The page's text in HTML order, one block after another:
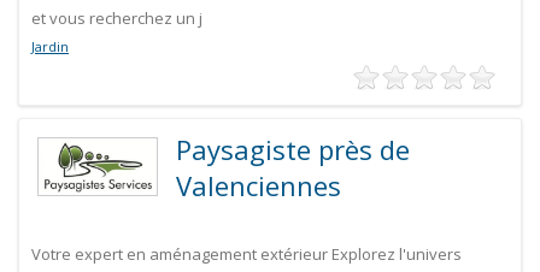
et vous recherchez un j
Jardin
Paysagiste près de
Valenciennes
Votre expert en aménagement extérieur Explorez l'univers